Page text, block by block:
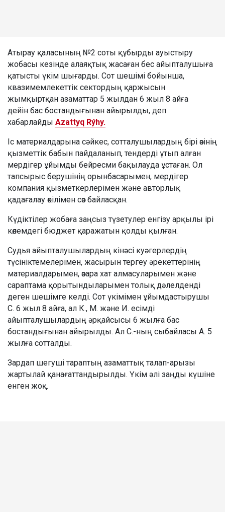
Атырау қаласының №2 соты құбырды ауыстыру
жобасы кезінде алаяқтық жасаған бес айыпталушыға
қатысты үкім шығарды. Сот шешімі бойынша,
квазимемлекеттік сектордың қаржысын
жымқыртқан азаматтар 5 жылдан 6 жыл 8 айға
дейін бас бостандығынан айырылды, деп
хабарлайды Azattyq Rýhy.
Іс материалдарына сәйкес, сотталушылардың бірі өзінің
қызметтік бабын пайдаланып, тендерді ұтып алған
мердігер ұйымды бейресми бақылауда ұстаған. Ол
тапсырыс берушінің орынбасарымен, мердігер
компания қызметкерлерімен және авторлық
қадағалау өкілімен сөз байласқан.
Күдіктілер жобаға заңсыз түзетулер енгізу арқылы ірі
көлемдегі бюджет қаражатын қолды қылған.
Судья айыпталушылардың кінәсі куәгерлердің
түсініктемелерімен, жасырын тергеу әрекеттерінің
материалдарымен, өзара хат алмасуларымен және
сараптама қорытындыларымен толық дәлелденді
деген шешімге келді. Сот үкімімен ұйымдастырушы
С. 6 жыл 8 айға, ал К., М. және И. есімді
айыпталушылардың әрқайсысы 6 жылға бас
бостандығынан айырылды. Ал С.-ның сыбайласы А. 5
жылға сотталды.
Зардап шегуші тараптың азаматтық талап-арызы
жартылай қанағаттандырылды. Үкім әлі заңды күшіне
енген жоқ.